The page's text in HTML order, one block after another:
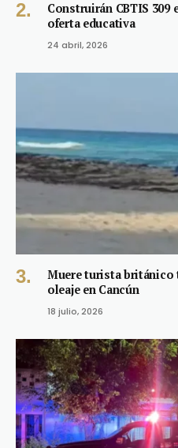
Construirán CBTIS 309
oferta educativa
24 abril, 2026
Muere turista británico
oleaje en Cancún
18 julio, 2026